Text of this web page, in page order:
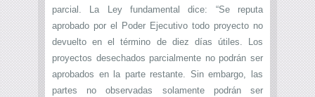
parcial. La Ley fundamental dice: “Se reputa
aprobado por el Poder Ejecutivo todo proyecto no
devuelto en el término de diez días útiles. Los
proyectos desechados parcialmente no podrán ser
aprobados en la parte restante. Sin embargo, las
partes no observadas solamente podrán ser